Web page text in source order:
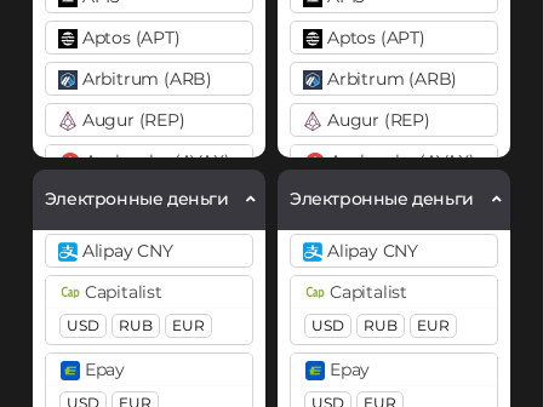
Aptos (APT)
Arbitrum (ARB)
Augur (REP)
Avalanche (AVAX)
X Chain C Chain
Axie Infinity (AXS)
Balancer (BAL)
Band
Basic Attention Token (BAT)
BEP20 ERC20
Электронные деньги
Alipay CNY
Capitalist
USD RUB EUR
Epay
USD EUR
Aptos (APT)
Arbitrum (ARB)
Augur (REP)
Avalanche (AVAX)
X Chain C Chain
Axie Infinity (AXS)
Balancer (BAL)
Band
Basic Attention Token
BEP20 ERC20
Электронные деньги
Alipay CNY
Capitalist
USD RUB EUR
Epay
USD EUR